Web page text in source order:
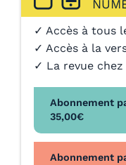
✓ Accès à tous
✓ Accès à la
✓ La revue
Abonnement
35,00€
Abonnement